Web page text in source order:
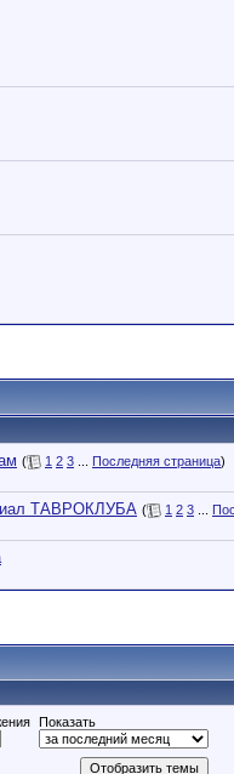
( 1 2 3 Последняя страница)
ТАВРОКЛУБА ( 1 2 3
Показать